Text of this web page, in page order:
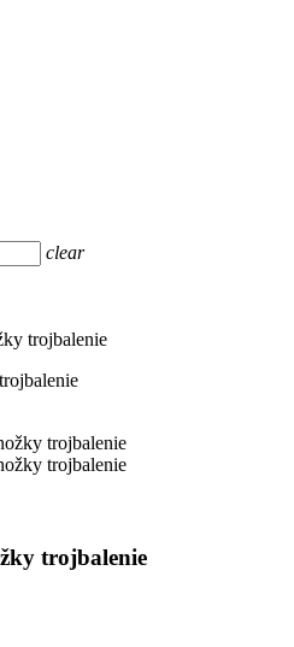
clear
trojbalenie
trojbalenie